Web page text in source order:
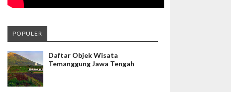
POPULER
Daftar Objek Wisata
Temanggung Jawa Tengah